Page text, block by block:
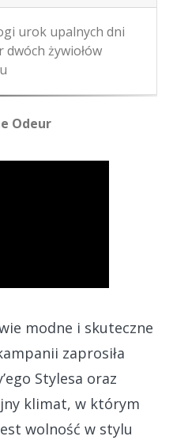
urok upalnych dni
żywiołów
Odeur
modne i skuteczne
zaprosiła
Stylesa oraz
klimat, w którym
wolność w stylu